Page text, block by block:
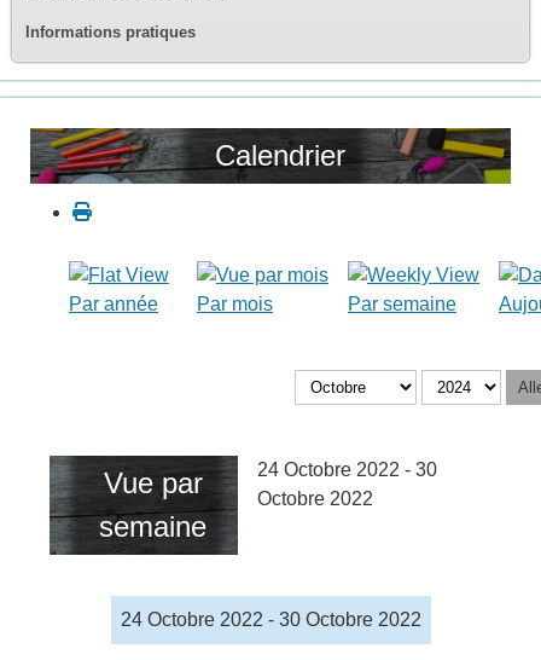
Informations pratiques
Calendrier
Par année Par mois Par semaine
Vue par
semaine
24 Octobre 2022 - 30
Octobre 2022
24 Octobre 2022 - 30 Octobre 2022